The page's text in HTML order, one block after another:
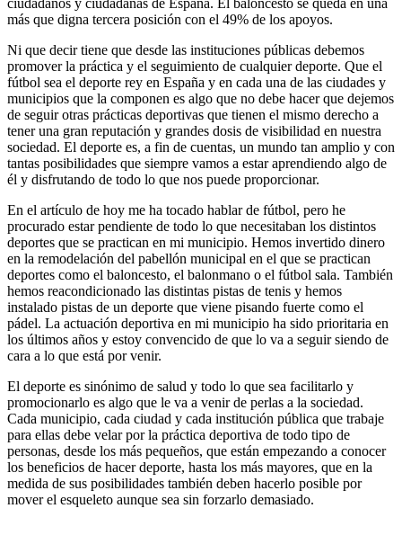
más que digna tercera posición con el 49% de los apoyos.
Ni que decir tiene que desde las instituciones públicas debemos
promover la práctica y el seguimiento de cualquier deporte. Que el
fútbol sea el deporte rey en España y en cada una de las ciudades y
municipios que la componen es algo que no debe hacer que dejemos
de seguir otras prácticas deportivas que tienen el mismo derecho a
tener una gran reputación y grandes dosis de visibilidad en nuestra
sociedad. El deporte es, a fin de cuentas, un mundo tan amplio y con
tantas posibilidades que siempre vamos a estar aprendiendo algo de
él y disfrutando de todo lo que nos puede proporcionar.
En el artículo de hoy me ha tocado hablar de fútbol, pero he
procurado estar pendiente de todo lo que necesitaban los distintos
deportes que se practican en mi municipio. Hemos invertido dinero
en la remodelación del pabellón municipal en el que se practican
deportes como el baloncesto, el balonmano o el fútbol sala. También
hemos reacondicionado las distintas pistas de tenis y hemos
instalado pistas de un deporte que viene pisando fuerte como el
pádel. La actuación deportiva en mi municipio ha sido prioritaria en
los últimos años y estoy convencido de que lo va a seguir siendo de
cara a lo que está por venir.
El deporte es sinónimo de salud y todo lo que sea facilitarlo y
promocionarlo es algo que le va a venir de perlas a la sociedad.
Cada municipio, cada ciudad y cada institución pública que trabaje
para ellas debe velar por la práctica deportiva de todo tipo de
personas, desde los más pequeños, que están empezando a conocer
los beneficios de hacer deporte, hasta los más mayores, que en la
medida de sus posibilidades también deben hacerlo posible por
mover el esqueleto aunque sea sin forzarlo demasiado.